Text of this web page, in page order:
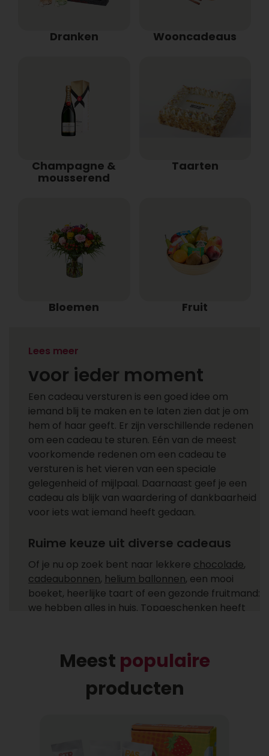
Dranken Wooncadeaus
Champagne &
mousserend
Taarten
Bloemen Fruit
Een cadeau versturen
voor ieder moment
Een cadeau versturen is een goed idee om
iemand blij te maken en te laten zien dat je om
hem of haar geeft. Er zijn verschillende redenen
om een cadeau te sturen. Eén van de meest
voorkomende redenen om een cadeau te
versturen is het vieren van een speciale
gelegenheid of mijlpaal. Daarnaast geef je een
cadeau als blijk van waardering of dankbaarheid
voor iets wat iemand heeft gedaan.
Ruime keuze uit diverse cadeaus
Of je nu op zoek bent naar lekkere chocolade,
cadeaubonnen, helium ballonnen, een mooi
boeket, heerlijke taart of een gezonde fruitmand:
we hebben alles in huis. Topgeschenken heeft
heerlijke chocolade of combineer je het allebei
met een helium ballon uit ons ruime
Bij wie laat jij een cadeau bezorgen? Een cadeau
bezorgen bij één of meer ontvangers is niet
Lees meer
Meest populaire
producten